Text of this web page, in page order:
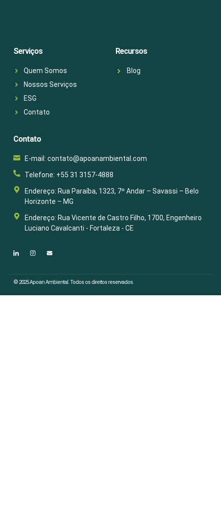
Serviços
Quem Somos
Nossos Serviços
ESG
Contato
Recursos
Blog
Contato
E-mail: contato@apoanambiental.com
Telefone: +55 31 3157-4888
Endereço: Rua Paraíba, 1323, 7º Andar – Savassi – Belo
Horizonte – MG
Endereço: Rua Vicente de Castro Filho, 1700, Engenheiro
Luciano Cavalcanti - Fortaleza - CE
© 2025 Apoan Ambiental. Todos os direitos reservados.